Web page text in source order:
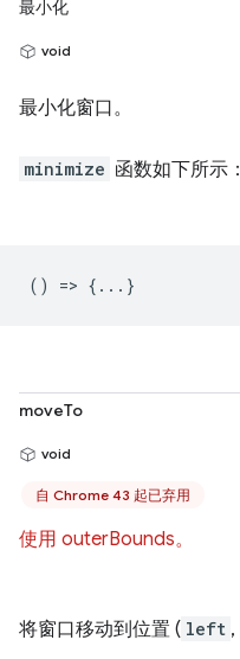
最小化
void
最小化窗口。
minimize 函数如下所示：
() => {...}
moveTo
void
自 Chrome 43 起已弃用
使用 outerBounds。
将窗口移动到位置 ( left ,